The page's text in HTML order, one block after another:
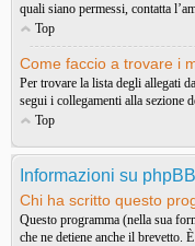
quali siano permessi, contatta
Top
Come faccio a trovare i
Per trovare la lista degli allegati
segui i collegamenti alla sezione
Top
Informazioni su
Chi ha scritto questo
Questo programma (nella sua
che ne detiene anche il brevetto.